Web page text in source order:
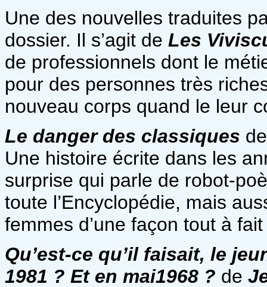
Une des nouvelles traduites
dossier. Il s’agit de Les
de professionnels dont le
pour des personnes très
nouveau corps quand le leur
Le danger des classiques
Une histoire écrite dans les
surprise qui parle de robot-
toute l’Encyclopédie, mais
femmes d’une façon tout à
Qu’est-ce qu’il faisait, le
1981 ? Et en mai1968 ? de